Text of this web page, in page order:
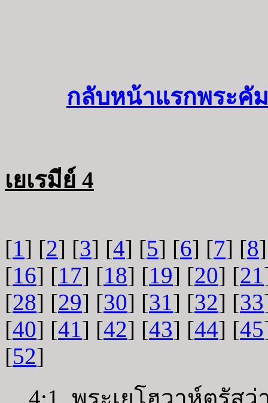
กลับหน้าแรกพระคั
เยเรมีย์ 4
[1] [2] [3] [4] [5] [6] [7] [8
[16] [17] [18] [19] [20] [21
[28] [29] [30] [31] [32] [33
[40] [41] [42] [43] [44] [45
[52]